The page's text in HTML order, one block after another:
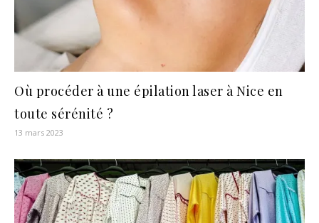
Où procéder à une épilation laser à Nice en
toute sérénité ?
13 mars 2023